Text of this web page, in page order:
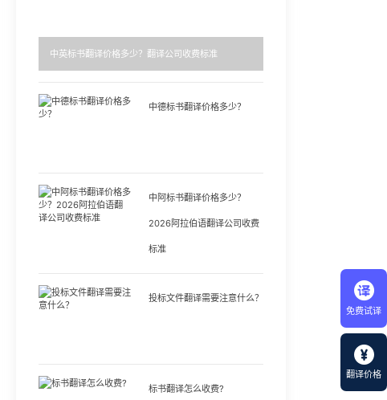
免费试译
翻译价格
中英标书翻译价格多少？翻译公司收费标准
中德标书翻译价格多少？
中阿标书翻译价格多少？
2026阿拉伯语翻译公司收费
标准
投标文件翻译需要注意什么？
标书翻译怎么收费?